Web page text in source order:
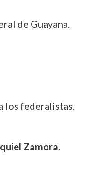
de Guayana.
los federalistas.
Zamora.